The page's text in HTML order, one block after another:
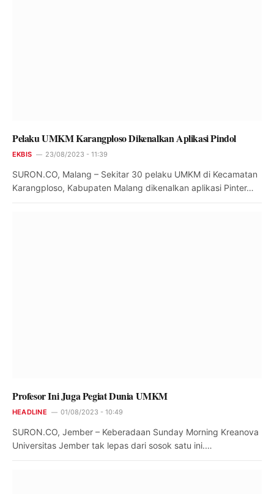
Pelaku UMKM Karangploso Dikenalkan Aplikasi Pindol
EKBIS 23/08/2023 - 11:39
SURON.CO, Malang – Sekitar 30 pelaku UMKM di Kecamatan
Karangploso, Kabupaten Malang dikenalkan aplikasi Pinter…
Profesor Ini Juga Pegiat Dunia UMKM
HEADLINE 01/08/2023 - 10:49
SURON.CO, Jember – Keberadaan Sunday Morning Kreanova
Universitas Jember tak lepas dari sosok satu ini.…